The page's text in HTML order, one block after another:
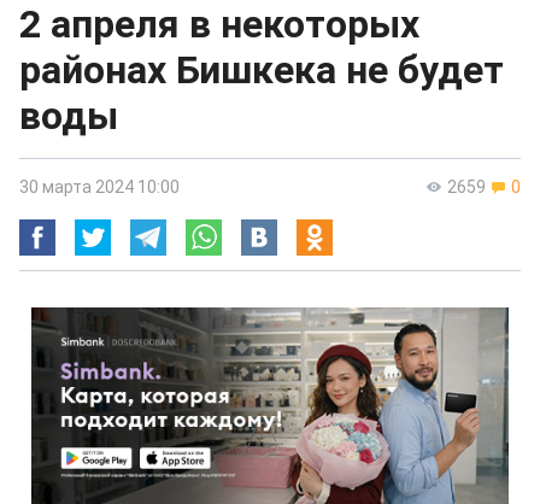
2 апреля в некоторых
районах Бишкека не будет
воды
2659 0
30 марта 2024 10:00